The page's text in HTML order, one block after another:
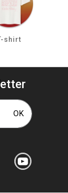
shirt
OK